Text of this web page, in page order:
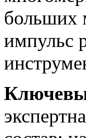
больших
импульс